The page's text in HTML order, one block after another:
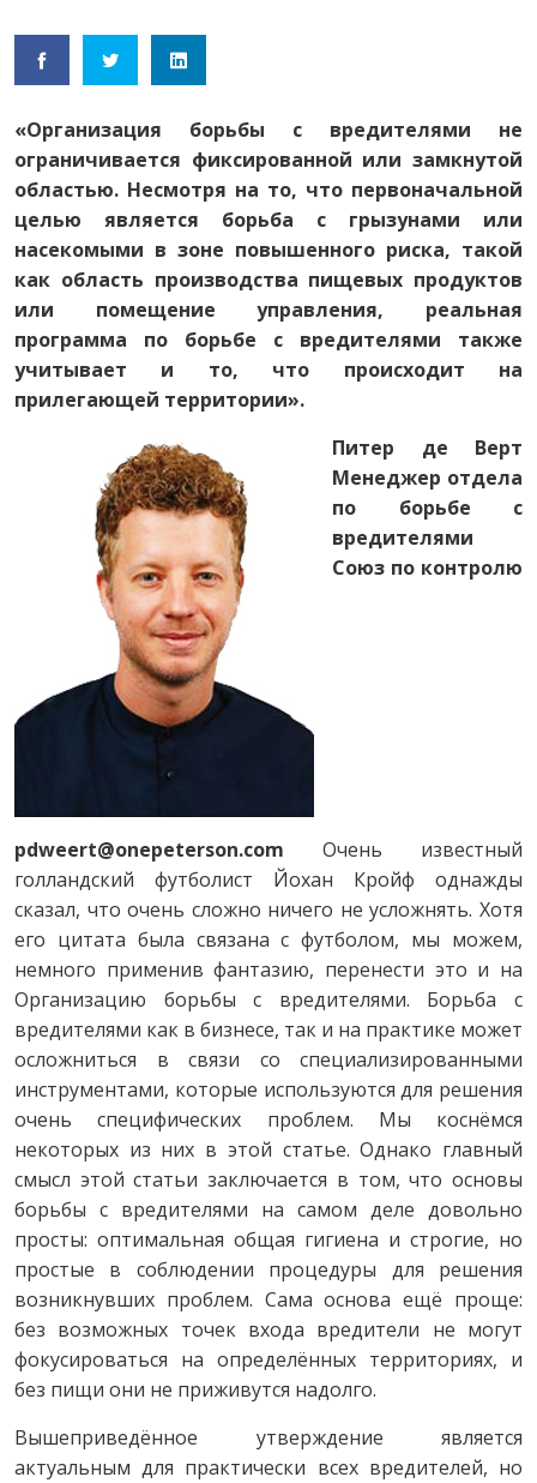
«Организация борьбы с вредителями не
ограничивается фиксированной или замкнутой
областью. Несмотря на то, что первоначальной
целью является борьба с грызунами или
насекомыми в зоне повышенного риска, такой
как область производства пищевых продуктов
или помещение управления, реальная
программа по борьбе с вредителями также
учитывает и то, что происходит на
прилегающей территории».
Питер де Верт
Менеджер отдела
по борьбе с
вредителями
Союз по контролю
pdweert@onepeterson.com Очень известный
голландский футболист Йохан Кройф однажды
сказал, что очень сложно ничего не усложнять. Хотя
его цитата была связана с футболом, мы можем,
немного применив фантазию, перенести это и на
Организацию борьбы с вредителями. Борьба с
вредителями как в бизнесе, так и на практике может
осложниться в связи со специализированными
инструментами, которые используются для решения
очень специфических проблем. Мы коснёмся
некоторых из них в этой статье. Однако главный
смысл этой статьи заключается в том, что основы
борьбы с вредителями на самом деле довольно
просты: оптимальная общая гигиена и строгие, но
простые в соблюдении процедуры для решения
возникнувших проблем. Сама основа ещё проще:
без возможных точек входа вредители не могут
фокусироваться на определённых территориях, и
без пищи они не приживутся надолго.
Вышеприведённое утверждение является
актуальным для практически всех вредителей, но